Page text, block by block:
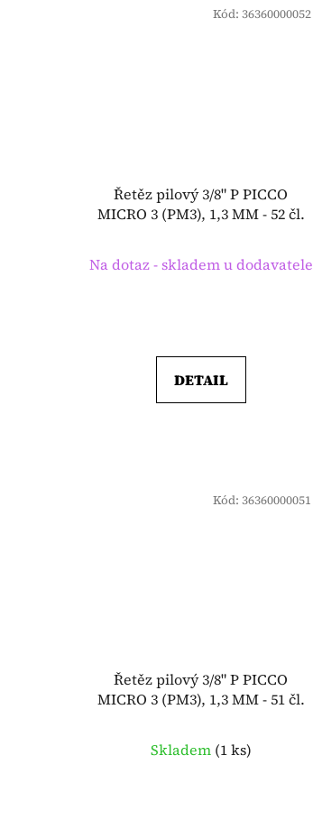
Řetěz pilový 3/8" P PICCO
MICRO 3 (PM3), 1,3 MM - 52 čl.
Na dotaz - skladem u dodavatele
DETAIL
Kód: 36360000052
Řetěz pilový 3/8" P PICCO
MICRO 3 (PM3), 1,3 MM - 51 čl.
Skladem (1 ks)
Kód: 36360000051